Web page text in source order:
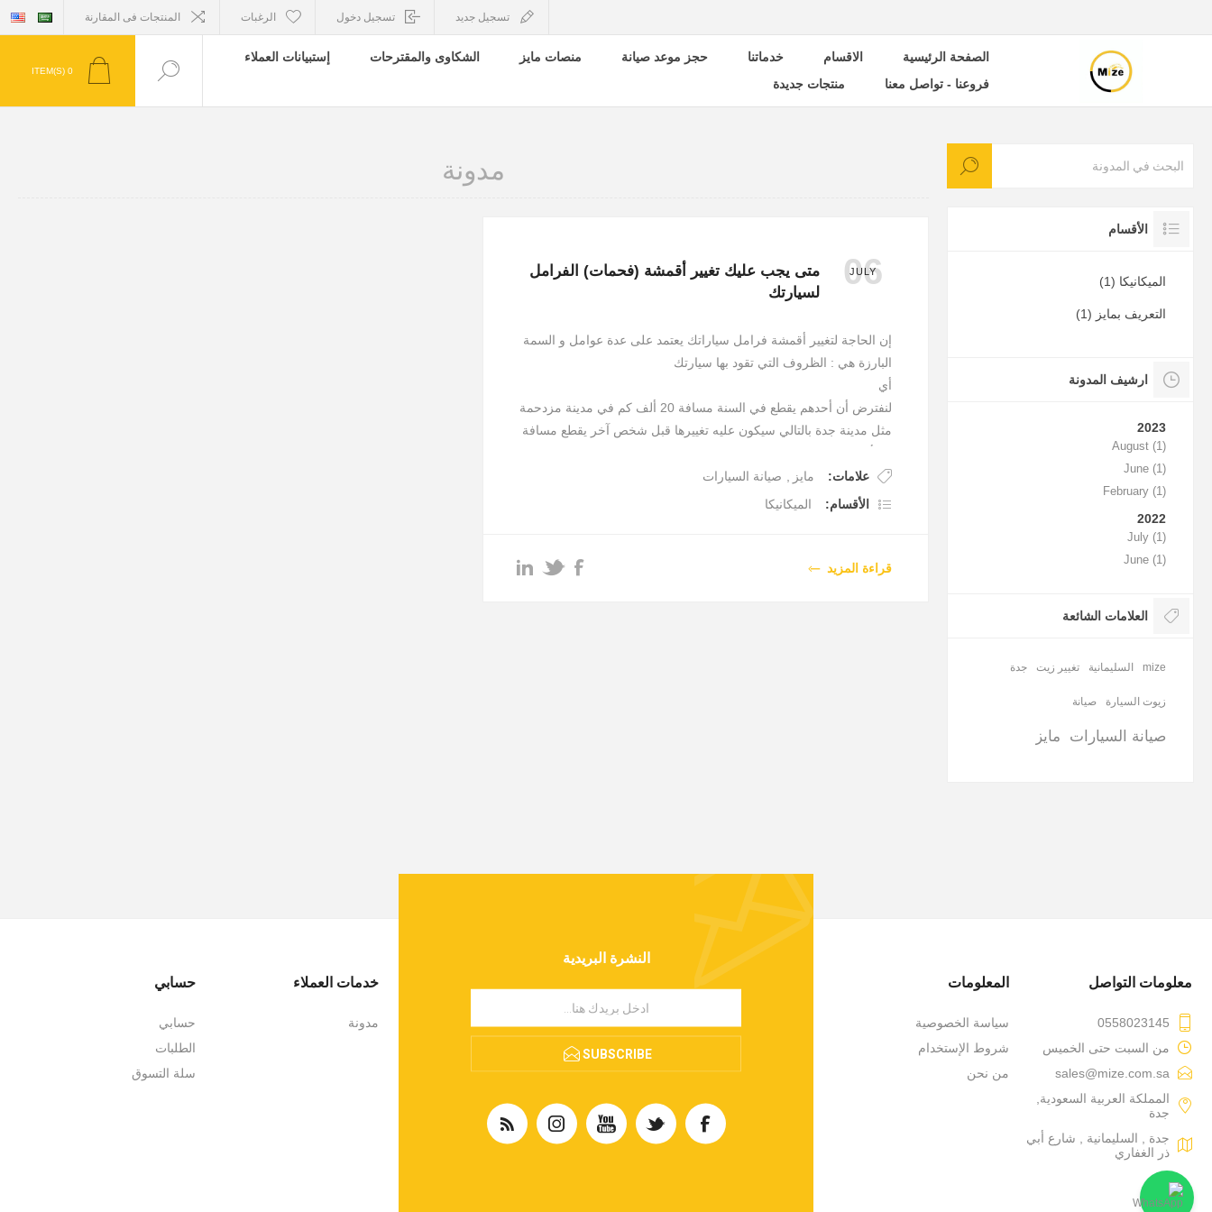
تسجيل جديد تسجيل دخول الرغبات المنتجات فى المقارنة
الصفحة الرئيسية الاقسام خدماتنا حجز موعد صيانة منصات مايز الشكاوى والمقترحات
إستبيانات العملاء
فروعنا - تواصل معنا
منتجات جديدة
0
مدونة
06
JULY
متى يجب عليك تغيير أقمشة (فحمات) الفرامل
لسيارتك
إن الحاجة لتغيير أقمشة فرامل سياراتك يعتمد على عدة عوامل و السمة
البارزة هي : الظروف التي تقود بها سيارتك
أي
لنفترض أن أحدهم يقطع في السنة مسافة 20 ألف كم في مدينة مزدحمة
مثل مدينة جدة بالتالي سيكون عليه تغييرها قبل شخص آخر يقطع مسافة
و لسوء الحظ لا يوجد موعد محدد بالضبط متى يجب عليك تغيير أقمشة
ممكن أن تأخذ بنصائح الميكانيكي الذي تثق فيه
تغطي معظم مناطق المملكة العربية السعودية
علامات: مايز
صيانة السيارات
الأقسام:
الميكانيكا
قراءة المزيد
الأقسام
الميكانيكا (1)
التعريف بمايز (1)
ارشيف المدونة
2023
August (1)
June (1)
February (1)
2022
July (1)
June (1)
العلامات الشائعة
mize السليمانية تغيير زيت جدة
زيوت السيارة صيانة
صيانة السيارات مايز
النشرة البريدية
SUBSCRIBE
معلومات التواصل
0558023145
من السبت حتى الخميس
sales@mize.com.sa
المملكة العربية السعودية,
جدة
جدة , السليمانية , شارع أبي
ذر الغفاري
المعلومات
سياسة الخصوصية
شروط الإستخدام
من نحن
خدمات العملاء
مدونة
حسابي
حسابي
الطلبات
سلة التسوق